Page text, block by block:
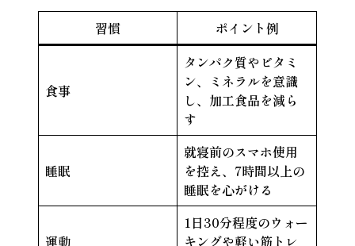
習慣 ポイント例
食事
タンパク質やビタミ
ン、ミネラルを意識
し、加工食品を減ら
す
睡眠
就寝前のスマホ使用
を控え、7時間以上の
睡眠を心がける
運動
1日30分程度のウォー
キングや軽い筋トレ